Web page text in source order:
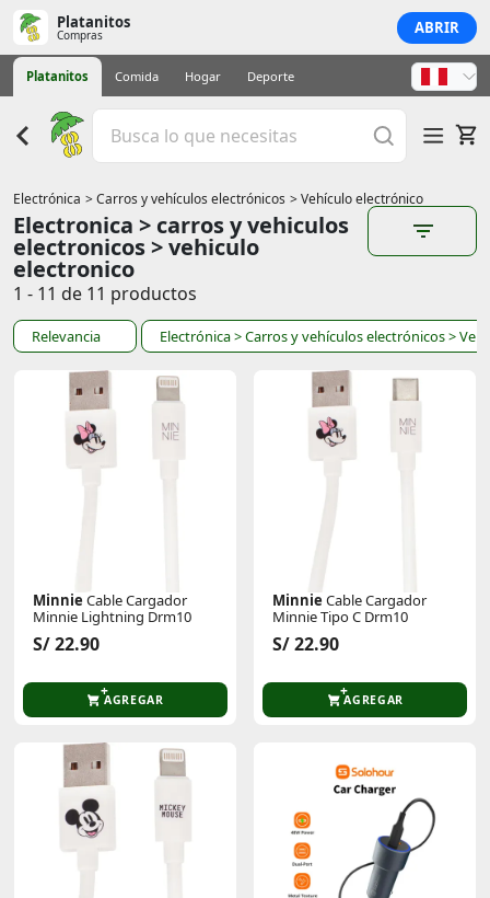
Platanitos
Compras ABRIR
Platanitos Comida Hogar Deporte
Electrónica > Carros y vehículos electrónicos > Vehículo electrónico
Electronica > carros y vehiculos
electronicos > vehiculo
electronico
1 - 11 de 11 productos
Relevancia Electrónica> Carros y vehículos electrónicos>
Minnie Cable Cargador
Minnie Lightning Drm10
S/ 22.90
AGREGAR
Minnie Cable Cargador
Minnie Tipo C Drm10
S/ 22.90
AGREGAR